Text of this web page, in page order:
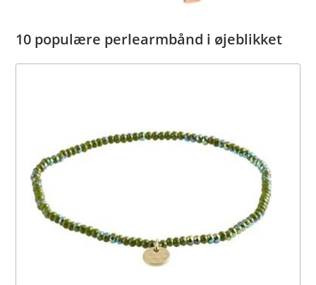
10 populære perlearmbånd i øjeblikket